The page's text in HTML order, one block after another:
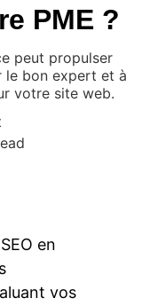
PME ?
peut propulser
le bon expert et à
votre site web.
en
vos